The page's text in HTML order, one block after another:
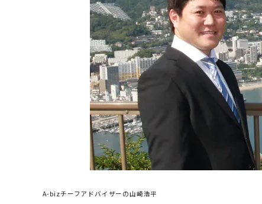
A-bizチーフアドバイザーの山崎浩平